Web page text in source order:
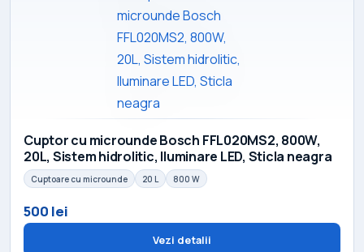
Cuptor cu microunde Bosch FFL020MS2, 800W,
20L, Sistem hidrolitic, Iluminare LED, Sticla neagra
Cuptoare cu microunde 20 L 800 W
500 lei
Vezi detalii